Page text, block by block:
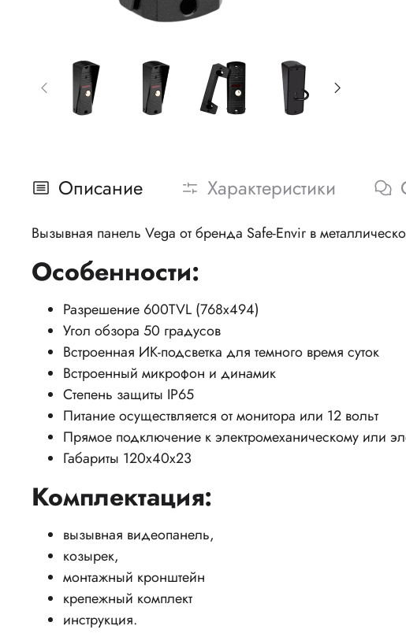
Описание Характеристики
Вызывная панель Vega от бренда Safe-Envir в
Особенности:
Разрешение 600TVL (768x494)
Угол обзора 50 градусов
Встроенная ИК-подсветка для темного время суток
Встроенный микрофон и динамик
Степень защиты IP65
Питание осуществляется от монитора или 12 вольт
Прямое подключение к электромеханическому или
Габариты 120х40х23
Комплектация:
вызывная видеопанель,
козырек,
монтажный кронштейн
крепежный комплект
инструкция.